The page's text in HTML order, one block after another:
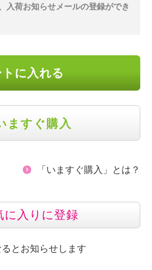
入荷お知らせメールの登録ができ
トに入れる
ますぐ購入
「いますぐ購入」とは？
に入りに登録
とお知らせします